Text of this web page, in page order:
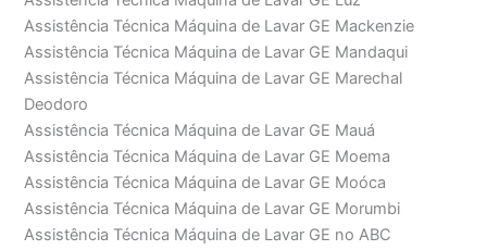
Assistência Técnica Máquina de Lavar GE Mackenzie
Assistência Técnica Máquina de Lavar GE Mandaqui
Assistência Técnica Máquina de Lavar GE Marechal
Deodoro
Assistência Técnica Máquina de Lavar GE Mauá
Assistência Técnica Máquina de Lavar GE Moema
Assistência Técnica Máquina de Lavar GE Moóca
Assistência Técnica Máquina de Lavar GE Morumbi
Assistência Técnica Máquina de Lavar GE no ABC